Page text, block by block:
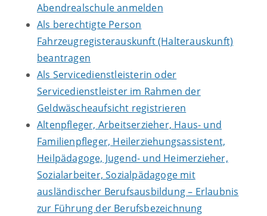
Abendrealschule anmelden
Als berechtigte Person
Fahrzeugregisterauskunft (Halterauskunft)
beantragen
Als Servicedienstleisterin oder
Servicedienstleister im Rahmen der
Geldwäscheaufsicht registrieren
Altenpfleger, Arbeitserzieher, Haus- und
Familienpfleger, Heilerziehungsassistent,
Heilpädagoge, Jugend- und Heimerzieher,
Sozialarbeiter, Sozialpädagoge mit
ausländischer Berufsausbildung – Erlaubnis
zur Führung der Berufsbezeichnung